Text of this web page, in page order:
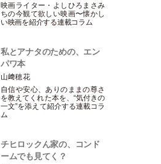
映画ライター ・ よしひろまさみ
ちの今観て欲しい映画〜懐かし
い映画を紹介する連載コラム
私とアナタのための、エン
パワ本
山﨑穂花
自信や安心、ありのままの尊さ
を教えてくれた本を、“気付きの
一文”を添えて紹介する連載コラ
ム
チヒロックん家の、コンド
ームでも見てく？